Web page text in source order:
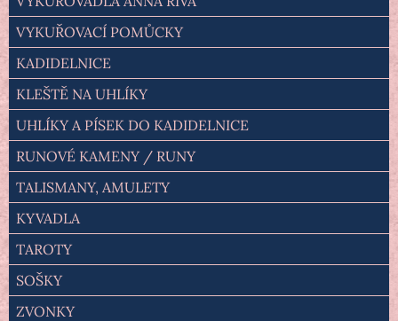
VYKUŘOVACÍ POMŮCKY
KADIDELNICE
KLEŠTĚ NA UHLÍKY
UHLÍKY A PÍSEK DO KADIDELNICE
RUNOVÉ KAMENY / RUNY
TALISMANY, AMULETY
KYVADLA
TAROTY
SOŠKY
ZVONKY